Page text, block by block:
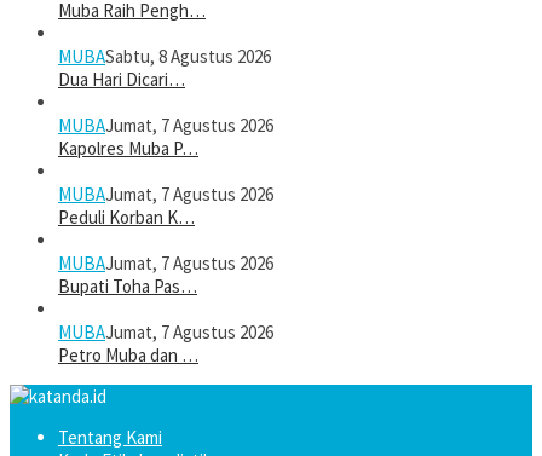
Muba Raih Pengh…
MUBASabtu, 8 Agustus 2026
Dua Hari Dicari…
MUBAJumat, 7 Agustus 2026
Kapolres Muba P…
MUBAJumat, 7 Agustus 2026
Peduli Korban K…
MUBAJumat, 7 Agustus 2026
Bupati Toha Pas…
MUBAJumat, 7 Agustus 2026
Petro Muba dan …
Tentang Kami